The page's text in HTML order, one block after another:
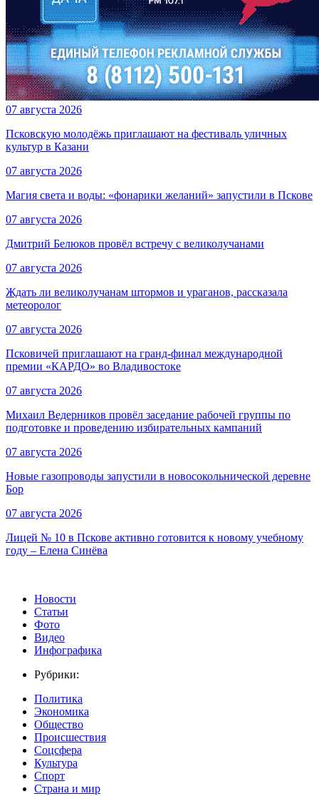
07 августа 2026
Псковскую молодёжь приглашают на фестиваль уличных
культур в Казани
07 августа 2026
Магия света и воды: «фонарики желаний» запустили в Пскове
07 августа 2026
Дмитрий Белюков провёл встречу с великолучанами
07 августа 2026
Ждать ли великолучанам штормов и ураганов, рассказала
метеоролог
07 августа 2026
Псковичей приглашают на гранд‑финал международной
премии «КАРДО» во Владивостоке
07 августа 2026
Михаил Ведерников провёл заседание рабочей группы по
подготовке и проведению избирательных кампаний
07 августа 2026
Новые газопроводы запустили в новосокольнической деревне
Бор
07 августа 2026
Лицей № 10 в Пскове активно готовится к новому учебному
году – Елена Синёва
Новости
Статьи
Фото
Видео
Инфографика
Рубрики:
Политика
Экономика
Общество
Происшествия
Соцсфера
Культура
Спорт
Страна и мир